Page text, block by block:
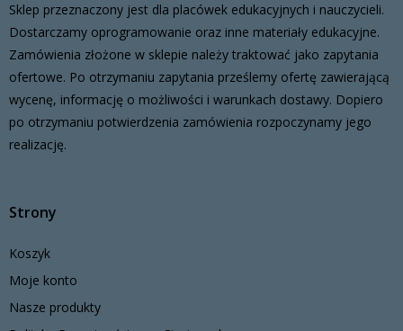
Sklep przeznaczony jest dla placówek edukacyjnych i nauczycieli.
Dostarczamy oprogramowanie oraz inne materiały edukacyjne.
Zamówienia złożone w sklepie należy traktować jako zapytania
ofertowe. Po otrzymaniu zapytania prześlemy ofertę zawierającą
wycenę, informację o możliwości i warunkach dostawy. Dopiero
po otrzymaniu potwierdzenia zamówienia rozpoczynamy jego
realizację.
Strony
Koszyk
Moje konto
Nasze produkty